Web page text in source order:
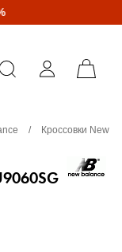
/
Кроссовки New